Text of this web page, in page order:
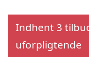
Indhent 3
uforpligtende